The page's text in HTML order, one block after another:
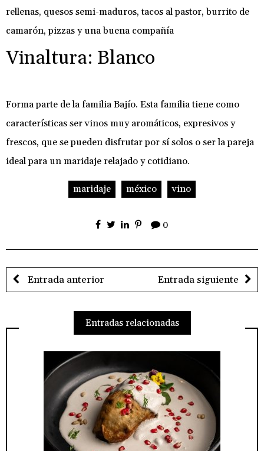
rellenas, quesos semi-maduros, tacos al pastor, burrito de
camarón, pizzas y una buena compañía
Vinaltura: Blanco
Forma parte de la familia Bajío. Esta familia tiene como
características ser vinos muy aromáticos, expresivos y
frescos, que se pueden disfrutar por sí solos o ser la pareja
ideal para un maridaje relajado y cotidiano.
maridaje méxico vino
0
Entrada anterior Entrada siguiente
Entradas relacionadas